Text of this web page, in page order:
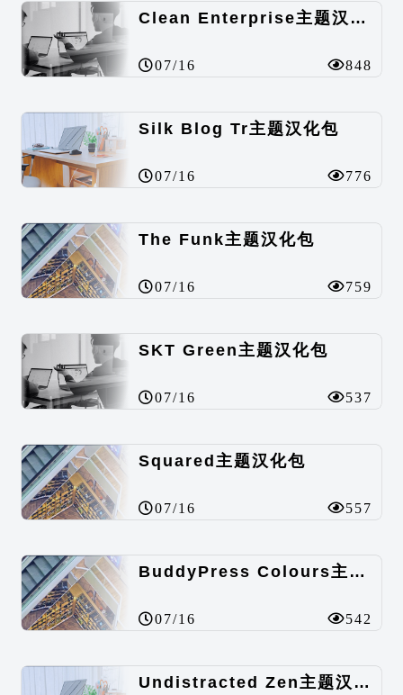
Clean Enterprise主题汉化包
07/16 848
Silk Blog Tr主题汉化包
07/16 776
The Funk主题汉化包
07/16 759
SKT Green主题汉化包
07/16 537
Squared主题汉化包
07/16 557
BuddyPress Colours主题汉化包
07/16 542
Undistracted Zen主题汉化包